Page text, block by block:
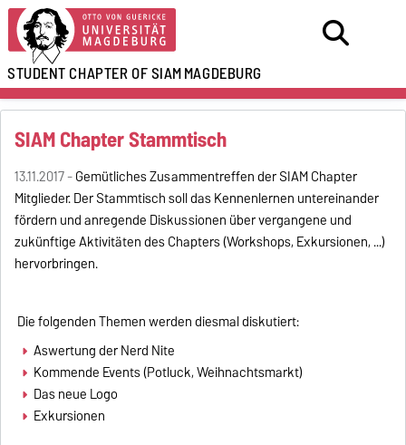
STUDENT CHAPTER OF SIAMMAGDEBURG
SIAM Chapter Stammtisch
13.11.2017 -Gemütliches Zusammentreffen der SIAM Chapter
Mitglieder. Der Stammtisch soll das Kennenlernen untereinander
fördern und anregende Diskussionen über vergangene und
zukünftige Aktivitäten des Chapters (Workshops, Exkursionen, ...)
hervorbringen.
Die folgenden Themen werden diesmal diskutiert:
Aswertung der Nerd Nite
Kommende Events (Potluck, Weihnachtsmarkt)
Das neue Logo
Exkursionen